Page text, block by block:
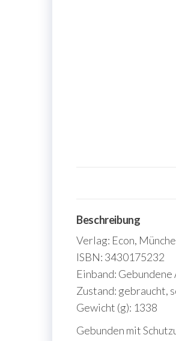
Beschreibung
Verlag: Econ,
ISBN: 3430175232
Einband: Gebundene
Zustand: gebraucht,
Gewicht (g): 1338
Gebunden mit